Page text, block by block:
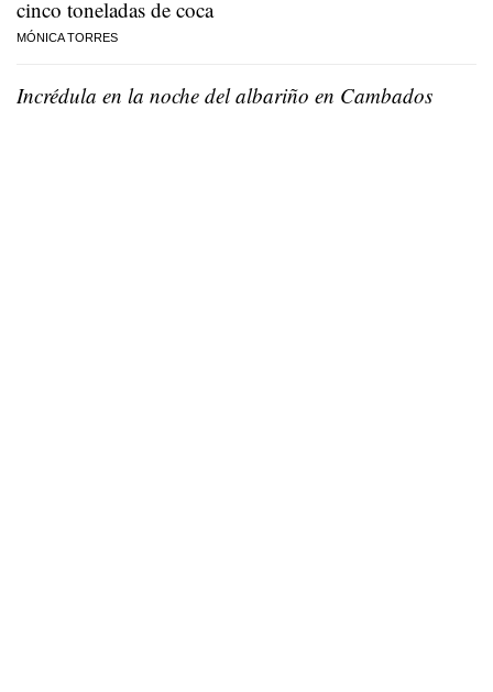
cinco toneladas de coca
MÓNICA TORRES
Incrédula en la noche del albariño en Cambados